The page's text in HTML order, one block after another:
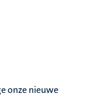
onze nieuwe